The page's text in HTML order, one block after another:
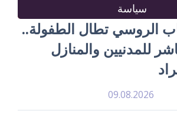
سياسة
الروسي تطال الطفولة..
للمدنيين والمنازل
09.08.2026